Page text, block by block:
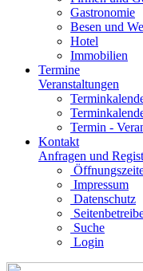
Gastronomie
Besen und
Hotel
Immobilien
Termine
Veranstaltungen
Termin -
Kontakt
Anfragen und
Impressum
Datenschutz
Suche
Login